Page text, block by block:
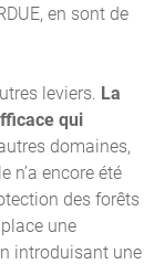
en sont de
leviers. La
qui
domaines,
n’a encore été
des forêts
place une
introduisant une